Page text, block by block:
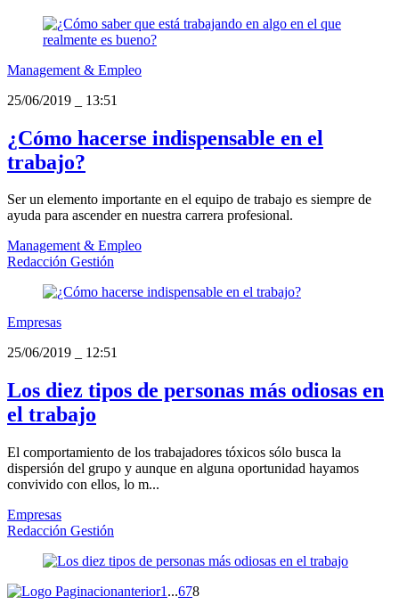
Management & Empleo
25/06/2019
13:51
¿Cómo hacerse indispensable en el
trabajo?
Ser un elemento importante en el equipo de trabajo es siempre de
ayuda para ascender en nuestra carrera profesional.
Management & Empleo
Redacción Gestión
Empresas
25/06/2019
12:51
Los diez tipos de personas más odiosas en
el trabajo
El comportamiento de los trabajadores tóxicos sólo busca la
dispersión del grupo y aunque en alguna oportunidad hayamos
convivido con ellos, lo m...
Empresas
Redacción Gestión
anterior1 ...678